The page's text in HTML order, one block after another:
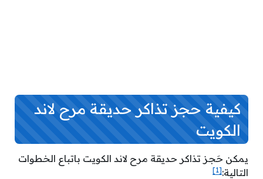
كيفية حجز تذاكر حديقة مرح لاند
الكويت
يمكن حَجز تذاكر حديقة مرح لاند الكويت باتباع الخطوات
التالية:[1]